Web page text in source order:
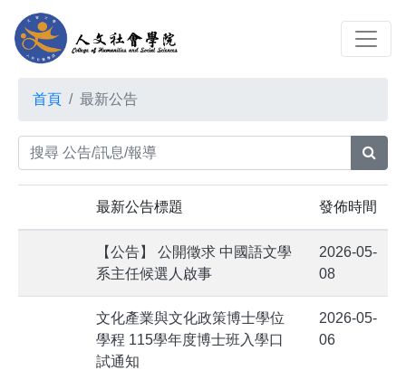
首頁 最新公告
最新公告標題 發佈時間
【公告】 公開徵求 中國語文學
系主任候選人啟事
2026-05-
08
文化產業與文化政策博士學位
學程 115學年度博士班入學口
試通知
2026-05-
06